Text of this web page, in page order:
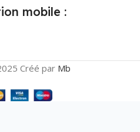
mobile :
Créé par Mb